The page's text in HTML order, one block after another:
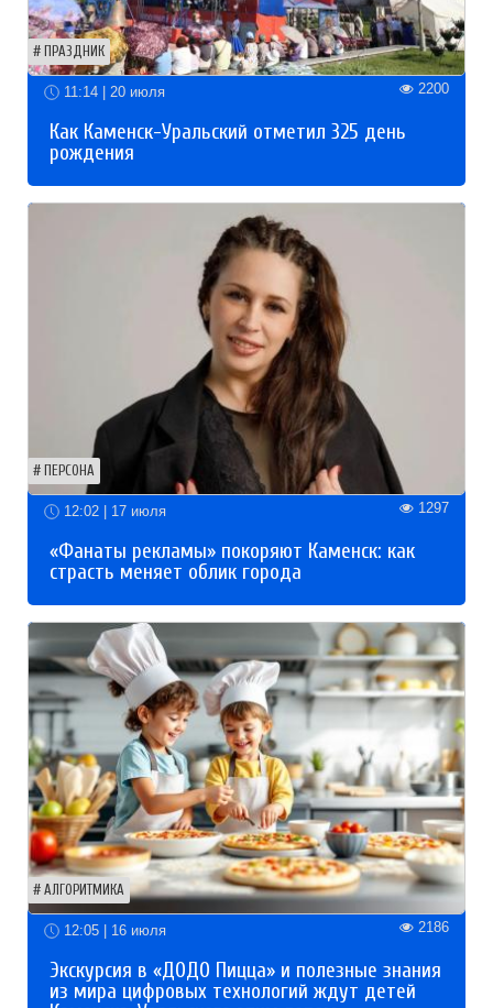
ПРАЗДНИК
11:14 | 20 июля 2200
Как Каменск-Уральский отметил 325 день
рождения
ПЕРСОНА
12:02 | 17 июля 1297
«Фанаты рекламы» покоряют Каменск: как
страсть меняет облик города
АЛГОРИТМИКА
12:05 | 16 июля 2186
Экскурсия в «ДОДО Пицца» и полезные знания
из мира цифровых технологий ждут детей